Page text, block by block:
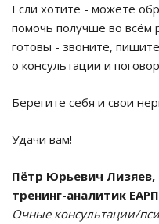
Если хотите - можете
помочь получше во всём
готовы - звоните,
о консультации и
Берегите себя и свои
Удачи вам!
Пётр Юрьевич Лизяев,
тренинг-аналитик
Очные консультации/